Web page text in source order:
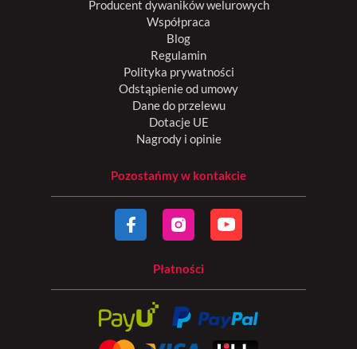
Producent dywaników welurowych
Współpraca
Blog
Regulamin
Polityka prywatności
Odstąpienie od umowy
Dane do przelewu
Dotacje UE
Nagrody i opinie
Pozostańmy w kontakcie
Płatności